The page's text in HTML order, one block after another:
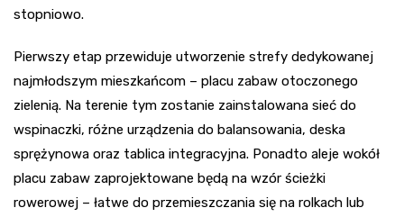
stopniowo.
Pierwszy etap przewiduje utworzenie strefy dedykowanej
najmłodszym mieszkańcom – placu zabaw otoczonego
zielenią. Na terenie tym zostanie zainstalowana sieć do
wspinaczki, różne urządzenia do balansowania, deska
sprężynowa oraz tablica integracyjna. Ponadto aleje wokół
placu zabaw zaprojektowane będą na wzór ścieżki
rowerowej – łatwe do przemieszczania się na rolkach lub